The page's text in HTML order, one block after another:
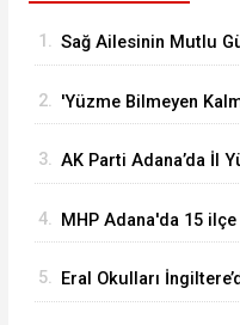
1. Sağ Ailesinin Mutlu
2. 'Yüzme Bilmeyen
3. AK Parti Adana’da İl
4. MHP Adana'da 15
5. Eral Okulları